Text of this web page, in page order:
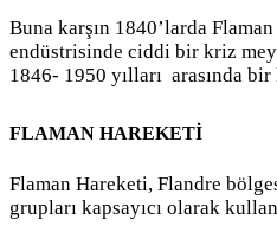
Buna karşın 1840’larda
endüstrisinde ciddi bir kriz
1846- 1950 yılları arasında bir
FLAMAN HAREKETİ
Flaman Hareketi, Flandre
grupları kapsayıcı olarak